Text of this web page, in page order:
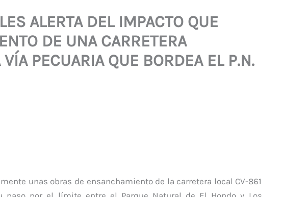
ALERTA DEL IMPACTO QUE
DE UNA CARRETERA
PECUARIA QUE BORDEA EL P.N.
unas obras de ensanchamiento de la carretera local CV-861